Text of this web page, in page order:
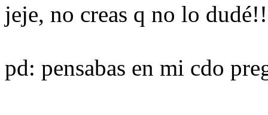
jeje, no creas q no lo dudé!!
pd: pensabas en mi cdo